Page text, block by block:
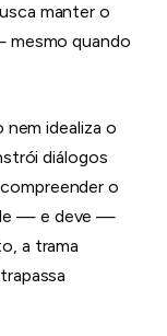
manter o
mesmo quando
nem idealiza o
diálogos
o
— e deve —
a trama